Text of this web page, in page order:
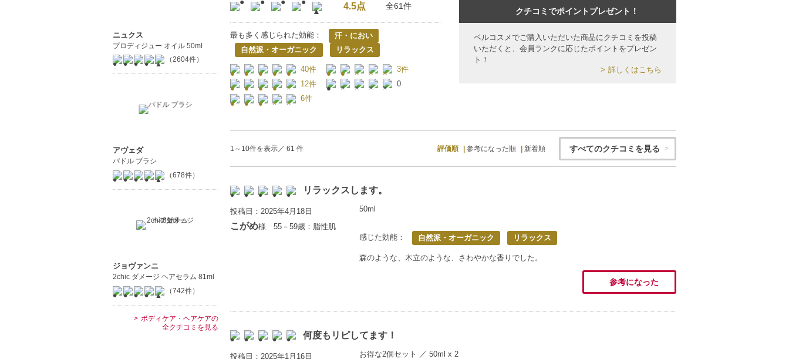
4.5点 全61件
最も多く感じられた効能：
汗・におい
自然派・オーガニック
リラックス
40件
3件
12件
0
6件
クチコミでポイントプレゼント！
ベルコスメでご購入いただいた商品にクチコミを投稿
いただくと、会員ランクに応じたポイントをプレゼン
ト！
詳しくはこちら
1～10件を表示／ 61 件 評価順 参考になった順 新着順 すべてのクチコミを見る
リラックスします。
投稿日：2025年4月18日
こがめ様 55－59歳：脂性肌
50ml
感じた効能： 自然派・オーガニック リラックス
森のような、木立のような、さわやかな香りでした。
参考になった
何度もリピしてます！
投稿日：2025年1月16日 お得な2個セット ／ 50ml x 2
ニュクス
プロディジュー オイル 50ml
（2604件）
アヴェダ
パドル ブラシ
（678件）
ジョヴァンニ
2chic ダメージ ヘアセラム 81ml
（742件）
ボディケア・ヘアケアの
全クチコミを見る